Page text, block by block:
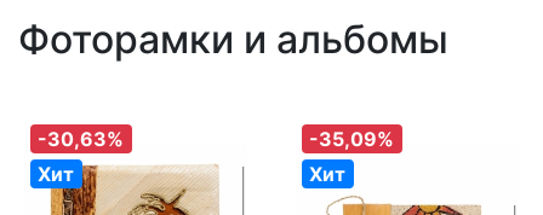
Фоторамки и альбомы
-30,63%
Хит
-35,09%
Хит